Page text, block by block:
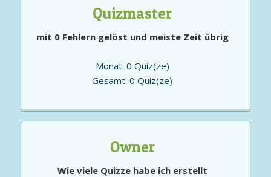
Quizmaster
mit 0 Fehlern gelöst und meiste Zeit übrig
Monat: 0 Quiz(ze)
Gesamt: 0 Quiz(ze)
Owner
Wie viele Quizze habe ich erstellt